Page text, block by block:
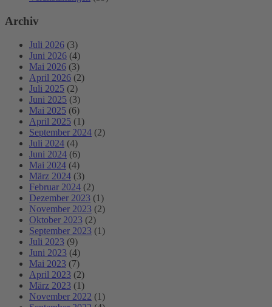
Archiv
Juli 2026 (3)
Juni 2026 (4)
Mai 2026 (3)
April 2026 (2)
Juli 2025 (2)
Juni 2025 (3)
Mai 2025 (6)
April 2025 (1)
September 2024 (2)
Juli 2024 (4)
Juni 2024 (6)
Mai 2024 (4)
März 2024 (3)
Februar 2024 (2)
Dezember 2023 (1)
November 2023 (2)
Oktober 2023 (2)
September 2023 (1)
Juli 2023 (9)
Juni 2023 (4)
Mai 2023 (7)
April 2023 (2)
März 2023 (1)
November 2022 (1)